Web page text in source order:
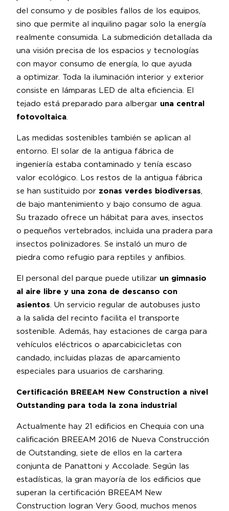
del consumo y de posibles fallos de los equipos,
sino que permite al inquilino pagar solo la energía
realmente consumida. La submedición detallada da
una visión precisa de los espacios y tecnologías
con mayor consumo de energía, lo que ayuda
a optimizar. Toda la iluminación interior y exterior
consiste en lámparas LED de alta eficiencia. El
tejado está preparado para albergar una central
fotovoltaica.
Las medidas sostenibles también se aplican al
entorno. El solar de la antigua fábrica de
ingeniería estaba contaminado y tenía escaso
valor ecológico. Los restos de la antigua fábrica
se han sustituido por zonas verdes biodiversas,
de bajo mantenimiento y bajo consumo de agua.
Su trazado ofrece un hábitat para aves, insectos
o pequeños vertebrados, incluida una pradera para
insectos polinizadores. Se instaló un muro de
piedra como refugio para reptiles y anfibios.
El personal del parque puede utilizar un gimnasio
al aire libre y una zona de descanso con
asientos. Un servicio regular de autobuses justo
a la salida del recinto facilita el transporte
sostenible. Además, hay estaciones de carga para
vehículos eléctricos o aparcabicicletas con
candado, incluidas plazas de aparcamiento
especiales para usuarios de carsharing.
Certificación BREEAM New Construction a nivel
Outstanding para toda la zona industrial
Actualmente hay 21 edificios en Chequia con una
calificación BREEAM 2016 de Nueva Construcción
de Outstanding, siete de ellos en la cartera
conjunta de Panattoni y Accolade. Según las
estadísticas, la gran mayoría de los edificios que
superan la certificación BREEAM New
Construction logran Very Good, muchos menos